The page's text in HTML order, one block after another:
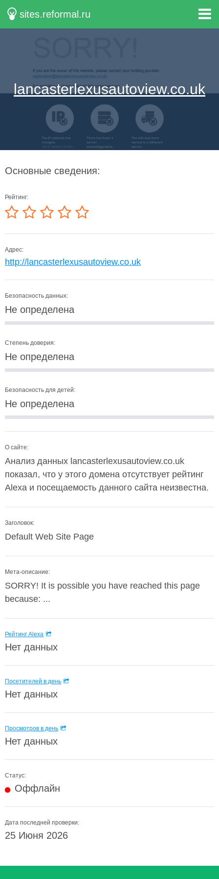
sites.reformal.ru
lancasterlexusautoview.co.uk
Основные сведения:
Рейтинг:
Адрес:
http://lancasterlexusautoview.co.uk
Безопасность данных:
Не определена
Степень доверия:
Не определена
Безопасность для детей:
Не определена
О сайте:
Анализ данных lancasterlexusautoview.co.uk
показал, что у этого домена отсутствует рейтинг
Alexa и посещаемость данного сайта неизвестна.
Заголовок:
Default Web Site Page
Мета-описание:
SORRY! It is possible you have reached this page
because: ...
Рейтинг Alexa
Нет данных
Посетителей в день
Нет данных
Просмотров в день
Нет данных
Статус:
Оффлайн
Дата последней проверки:
25 Июня 2026